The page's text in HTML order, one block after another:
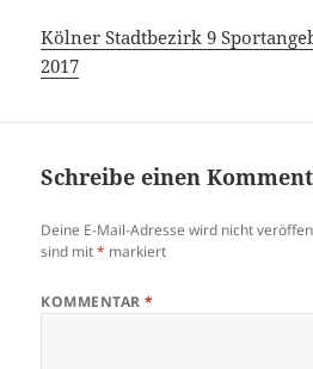
Kölner Stadtbezirk 9
2017
Schreibe einen
Deine E-Mail-Adresse wird nicht
sind mit* markiert
KOMMENTAR*